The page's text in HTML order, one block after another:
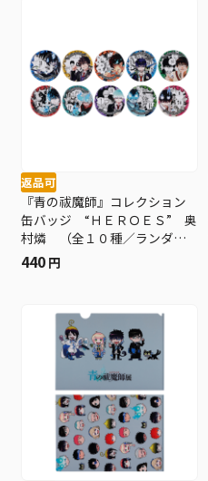
返品可
『青の祓魔師』コレクション
缶バッジ “ＨＥＲＯＥＳ” 奥
村燐 （全１０種／ランダム
１種入り） ＜青の祓魔師展
＞ ＢＥ１
440 円